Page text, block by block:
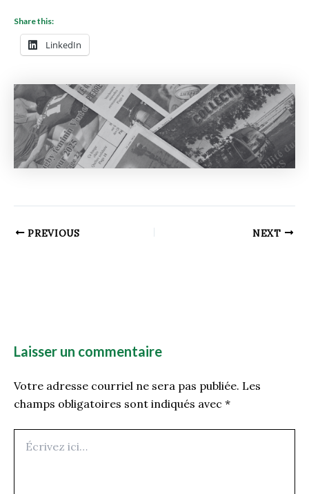
Share this:
LinkedIn
PREVIOUS NEXT
Laisser un commentaire
Votre adresse courriel ne sera pas publiée. Les
champs obligatoires sont indiqués avec *
ici…